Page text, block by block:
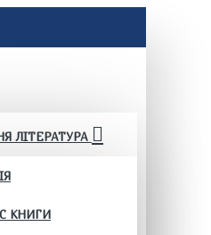
ЛІТЕРАТУРА
КНИГИ